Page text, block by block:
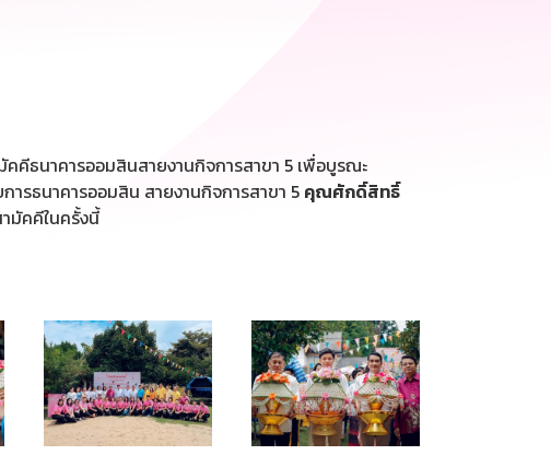
ธนาคารออมสินสายงานกิจการสาขา 5 เพื่อบูรณะ
ารธนาคารออมสิน สายงานกิจการสาขา 5 คุณศักดิ์สิทธิ์
มัคคีในครั้งนี้